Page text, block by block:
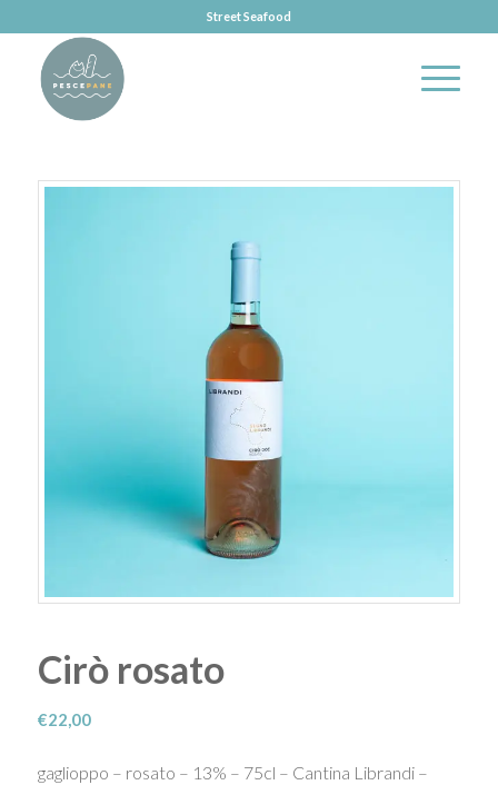
Street Seafood
Cirò rosato
€22,00
gaglioppo – rosato – 13% – 75cl – Cantina Librandi –